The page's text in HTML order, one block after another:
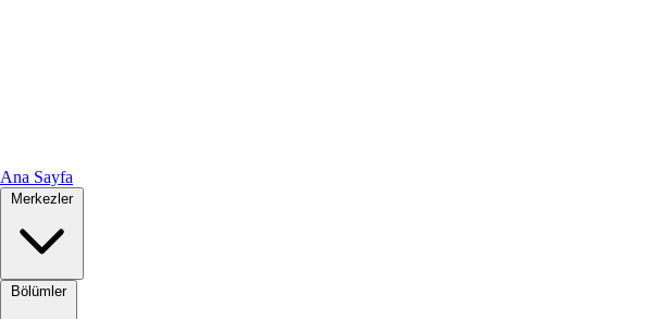
Ana Sayfa
Merkezler
Bölümler